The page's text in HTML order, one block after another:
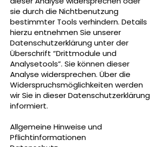
sie durch die Nichtbenutzung
bestimmter Tools verhindern. Details
hierzu entnehmen Sie unserer
Datenschutzerklärung unter der
Überschrift “Drittmodule und
Analysetools”. Sie können dieser
Analyse widersprechen. Über die
Widerspruchsmöglichkeiten werden
wir Sie in dieser Datenschutzerklärung
informiert.
Allgemeine Hinweise und
Pflichtinformationen